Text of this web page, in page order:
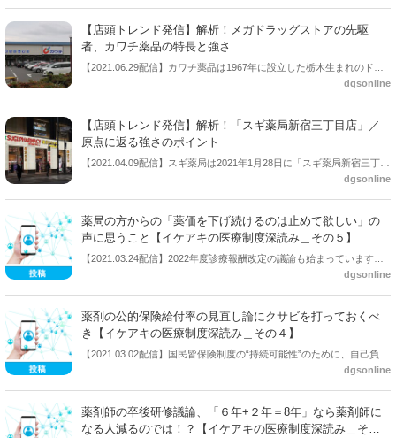
舗ならではのエンターテイメント性に富んだ魅力をお伝えする。【記
事＝登録販売者ライター・「梨さん」】
スを提供する新しいスタイルのマツモトキヨシだ。管理栄養士が提供
するサービス「サプリメントバー」では顧客の悩みや生活習慣から必
要な栄養素を提案、自分に合ったサプリメントをつくることができ
る。今回は実際にサプリメントバーを体験しレポートする。2021年10
月にはココカラファインと経営統合を控えているマツモトキヨシ。前
回レポートした対面サービスを含めて、両者ににどのような共通点が
あるのか。【記事＝登録販売者ライター・「梨さん」】
【店頭トレンド発信】解析！メガドラッグストアの先駆
者、カワチ薬品の特長と強さ
【2021.06.29配信】カワチ薬品は1967年に設立した栃木生まれのドラ
ッグストアだ。400坪以上の大型店を中心に店舗を展開。1000坪以上の
売上規模もメガ級で、カワチ薬品一店舗の売り上げ平均は一般的なド
ラッグストアの約２倍ともいわれる。交通量の多い沿線での出店が多
いため、東京での出店はわずか１店舗。都心ではなかなか見かけるこ
とがない企業だが、ドラッグストア市場ではトップ10クラスであり、
これからの成長が期待される企業のひとつだ。今回はカワチ薬品の強
さを考察。メガドラッグストアのポイントも盛り込んでレポートす
る。【記事＝登録販売者ライター・「梨さん」】
dgsonline
【店頭トレンド発信】解析！「スギ薬局新宿三丁目店」／
原点に返る強さのポイント
【2021.04.09配信】スギ薬局は2021年1月28日に「スギ薬局新宿三丁目
店」をオープンした。売り場面積は１階と地下を合わせて212坪。新宿
ューティコーナーとなっており、売り場面積はスギ薬局内でも最大規
模を誇る。同店をドラッグストアに勤務する登録販売者の視点から考
察。2020年12月にオープンしたココカラファイン東京新宿三丁目店と
比較しながらドラッグストア店員の目線からレポートする。【記事＝
dgsonline
薬局の方からの「薬価を下げ続けるのは止めて欲しい」の
声に思うこと【イケアキの医療制度深読み＿その５】
【2021.03.24配信】2022年度診療報酬改定の議論も始まっています。
今回は薬局の方からの「薬価を下げ続けるのは止めて欲しい」の声に
dgsonline
薬剤の公的保険給付率の見直し論にクサビを打っておくべ
き【イケアキの医療制度深読み＿その４】
【2021.03.02配信】国民皆保険制度の“持続可能性”のために、自己負担
の在り方が広く議論されているのは、皆さん、ご存じだと思います。
れるべきなのでしょうか？ 医薬品の専門家である薬剤師も、考えて
おくべきだと思います。
dgsonline
薬剤師の卒後研修議論、「６年+２年＝8年」なら薬剤師に
なる人減るのでは！？【イケアキの医療制度深読み＿その